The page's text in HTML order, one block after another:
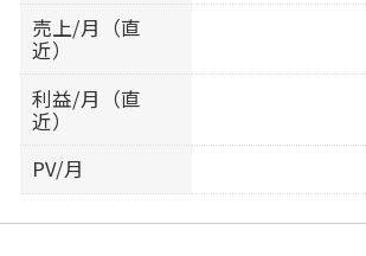
売上/月（直
近）
利益/月（直
近）
PV/月